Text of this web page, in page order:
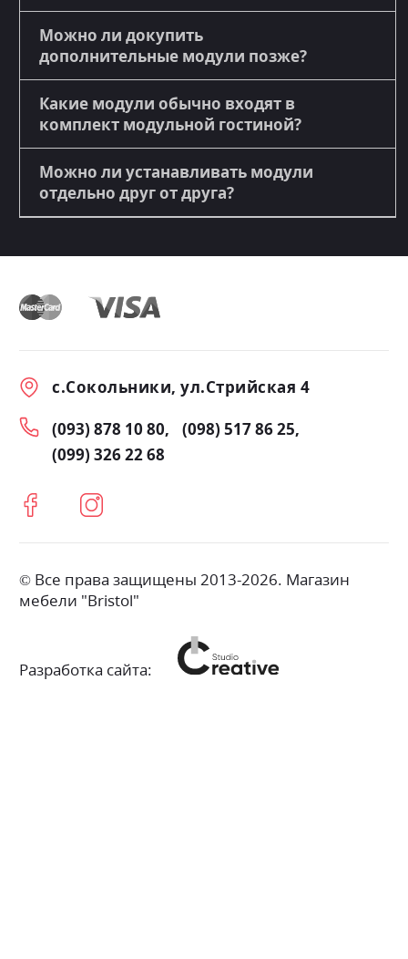
Можно ли докупить
дополнительные модули позже?
Какие модули обычно входят в
комплект модульной гостиной?
Можно ли устанавливать модули
отдельно друг от друга?
с.Сокольники, ул.Стрийская 4
(093) 878 10 80
(098) 517 86 25
(099) 326 22 68
© Все права защищены 2013-2026. Магазин
мебели "Bristol"
Разработка сайта: